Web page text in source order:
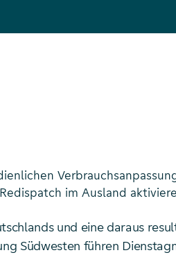
im Ausland
und eine daraus
Südwesten führen